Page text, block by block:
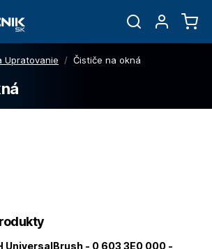
Upratovanie / Čističe na okná
UniversalBrush - 0 603 3E0 000 -